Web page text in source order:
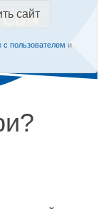
сайт
пользователем и